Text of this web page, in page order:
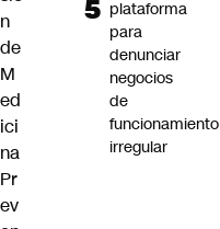
n
de
M
ed
ici
na
Pr
ev
plataforma
para
denunciar
negocios
de
funcionamiento
irregular